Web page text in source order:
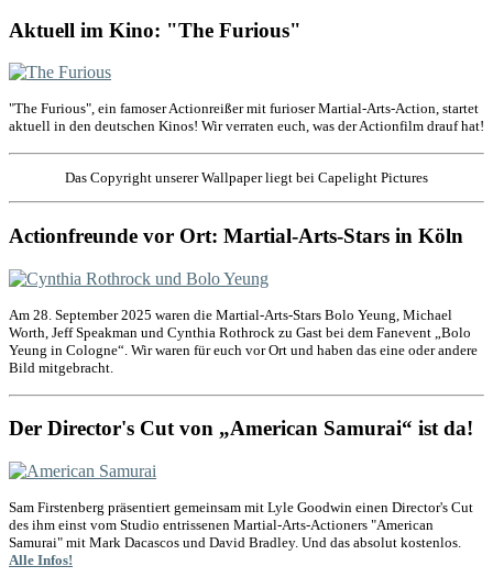
Aktuell im Kino: "The Furious"
"The Furious", ein famoser Actionreißer mit furioser Martial-Arts-Action, startet
aktuell in den deutschen Kinos! Wir verraten euch, was der Actionfilm drauf hat!
Das Copyright unserer Wallpaper liegt bei Capelight Pictures
Actionfreunde vor Ort: Martial-Arts-Stars in Köln
Am 28. September 2025 waren die Martial-Arts-Stars Bolo Yeung, Michael
Worth, Jeff Speakman und Cynthia Rothrock zu Gast bei dem Fanevent „Bolo
Yeung in Cologne“. Wir waren für euch vor Ort und haben das eine oder andere
Bild mitgebracht.
Der Director's Cut von „American Samurai“ ist da!
Sam Firstenberg präsentiert gemeinsam mit Lyle Goodwin einen Director's Cut
des ihm einst vom Studio entrissenen Martial-Arts-Actioners "American
Samurai" mit Mark Dacascos und David Bradley. Und das absolut kostenlos.
Alle Infos!